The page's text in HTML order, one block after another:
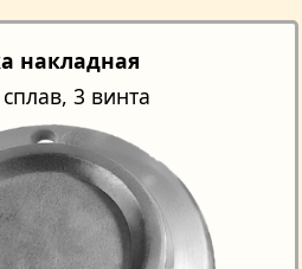
накладная
3 винта